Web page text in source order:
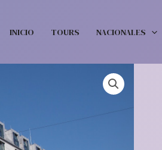
INICIO TOURS NACIONALES